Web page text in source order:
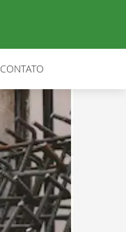
CONTATO